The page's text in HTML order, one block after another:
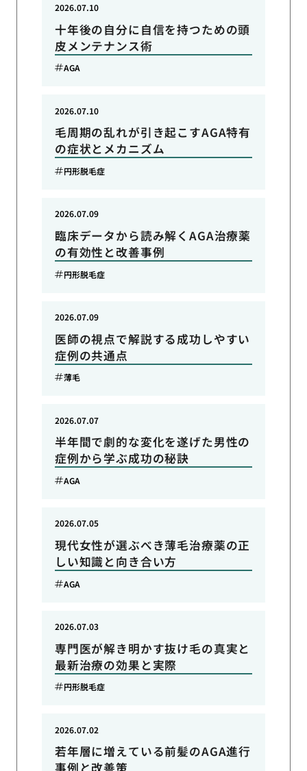
十年後の自分に自信を持つための頭
皮メンテナンス術
2026.07.10
AGA
毛周期の乱れが引き起こすAGA特有
の症状とメカニズム
2026.07.10
円形脱毛症
臨床データから読み解くAGA治療薬
の有効性と改善事例
2026.07.09
円形脱毛症
医師の視点で解説する成功しやすい
症例の共通点
2026.07.09
薄毛
半年間で劇的な変化を遂げた男性の
症例から学ぶ成功の秘訣
2026.07.07
AGA
現代女性が選ぶべき薄毛治療薬の正
しい知識と向き合い方
2026.07.05
AGA
専門医が解き明かす抜け毛の真実と
最新治療の効果と実際
2026.07.03
円形脱毛症
若年層に増えている前髪のAGA進行
2026.07.02